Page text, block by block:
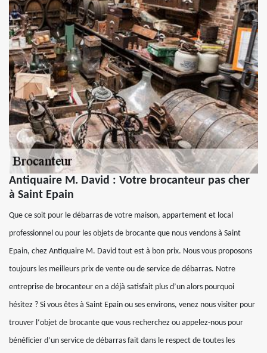
Antiquaire M. David : Votre brocanteur pas cher
à Saint Epain
Que ce soit pour le débarras de votre maison, appartement et local
professionnel ou pour les objets de brocante que nous vendons à Saint
Epain, chez Antiquaire M. David tout est à bon prix. Nous vous proposons
toujours les meilleurs prix de vente ou de service de débarras. Notre
entreprise de brocanteur en a déjà satisfait plus d’un alors pourquoi
hésitez ? Si vous êtes à Saint Epain ou ses environs, venez nous visiter pour
trouver l‘objet de brocante que vous recherchez ou appelez-nous pour
bénéficier d’un service de débarras fait dans le respect de toutes les